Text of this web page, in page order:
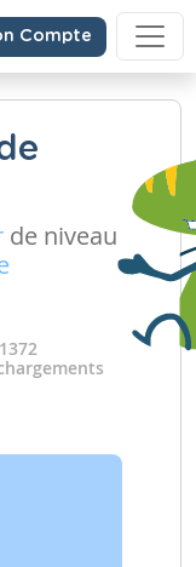
Compte
de niveau
1372